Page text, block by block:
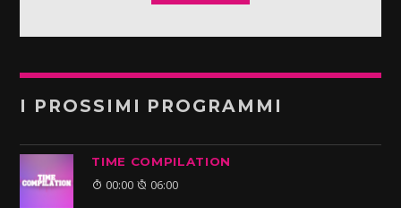
I PROSSIMI PROGRAMMI
TIME COMPILATION
00:00 06:00